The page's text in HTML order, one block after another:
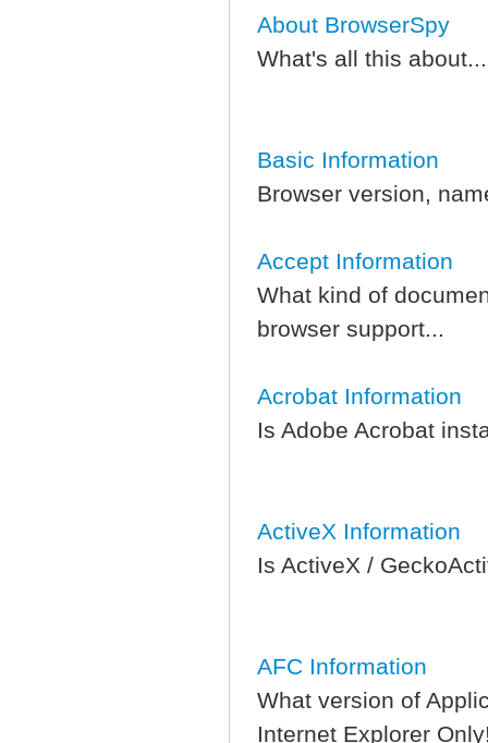
About BrowserSpy
What's all this
Basic Information
Browser version,
Accept Information
What kind of
browser support...
Acrobat Information
Is Adobe Acrobat
ActiveX Information
Is ActiveX /
AFC Information
What version of
Internet Explorer